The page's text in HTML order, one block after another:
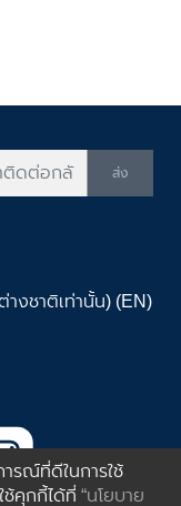
ส่ง
างชาติเท่านั้น) (EN)
ารณ์ที่ดีในการใช้
ช้คุกกี้ได้ที่ “นโยบาย